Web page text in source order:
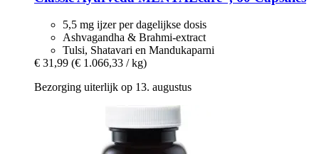
5,5 mg ijzer per dagelijkse dosis
Ashvagandha & Brahmi-extract
Tulsi, Shatavari en Mandukaparni
€ 31,99 (€ 1.066,33 / kg)
Bezorging uiterlijk op 13. augustus